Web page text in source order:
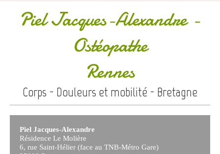
Piel Jacques-Alexandre-
Ostéopathe
Rennes
Corps - Douleurs et mobilité - Bretagne
Piel Jacques-Alexandre
Résidence Le Molière
6, rue Saint-Hélier (face au TNB-Métro Gare)